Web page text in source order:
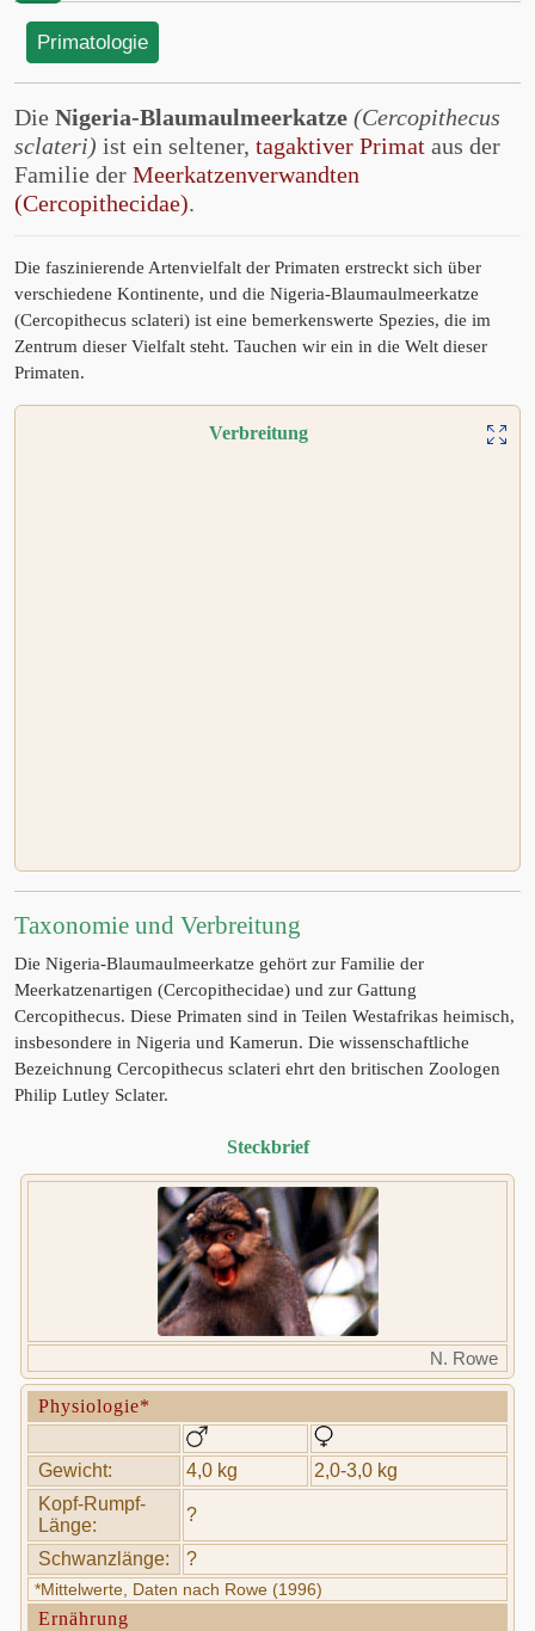
Primatologie
Die Nigeria-Blaumaulmeerkatze (Cercopithecus
sclateri) ist ein seltener, tagaktiver Primat aus der
Familie der Meerkatzenverwandten
(Cercopithecidae).
Die faszinierende Artenvielfalt der Primaten erstreckt sich über
verschiedene Kontinente, und die Nigeria-Blaumaulmeerkatze
(Cercopithecus sclateri) ist eine bemerkenswerte Spezies, die im
Zentrum dieser Vielfalt steht. Tauchen wir ein in die Welt dieser
Primaten.
Verbreitung
Taxonomie und Verbreitung
Die Nigeria-Blaumaulmeerkatze gehört zur Familie der
Meerkatzenartigen (Cercopithecidae) und zur Gattung
Cercopithecus. Diese Primaten sind in Teilen Westafrikas heimisch,
insbesondere in Nigeria und Kamerun. Die wissenschaftliche
Bezeichnung Cercopithecus sclateri ehrt den britischen Zoologen
Philip Lutley Sclater.
Steckbrief
N. Rowe
Physiologie*
Gewicht: 4,0 kg
2,0-3,0 kg
Kopf-Rumpf-
Länge:
?
Schwanzlänge: ?
*Mittelwerte, Daten nach Rowe (1996)
Ernährung